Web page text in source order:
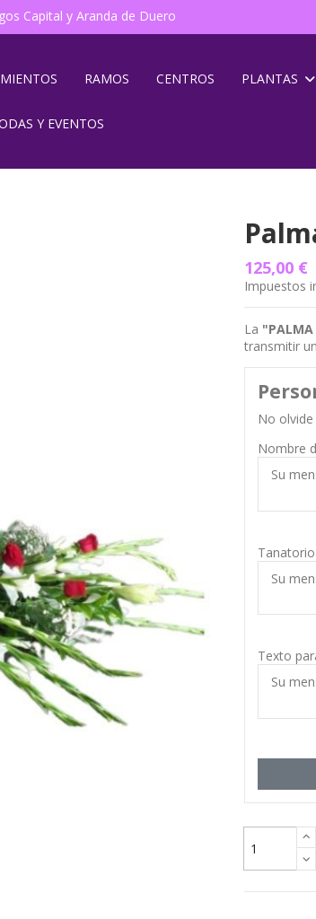
Capital y Aranda de Duero
RAMOS CENTROS PLANTAS
Y EVENTOS
125,00 €
Impuestos
La "PALMA
transmitir
No
Nombre
Tanatorio
Texto